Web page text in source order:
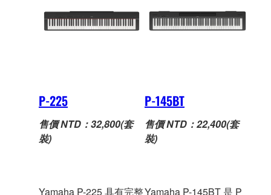
家空間或小型現場表演
使用。
P-225
售價 NTD：32,800(套
裝)
Yamaha P-225 具有完整
P-145BT
售價 NTD：22,400(套
裝)
Yamaha P-145BT 是 P